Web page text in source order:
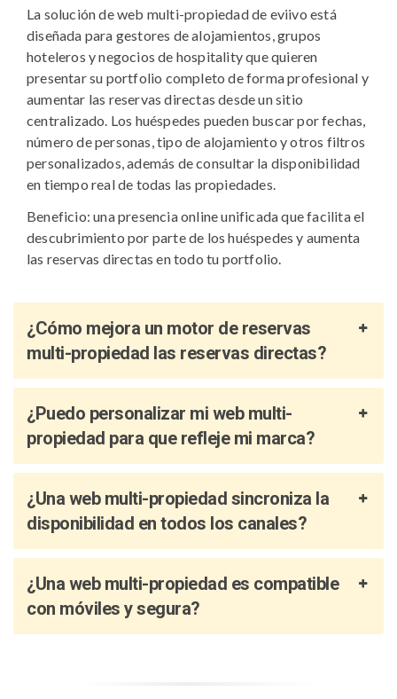
La solución de web multi-propiedad de eviivo está
diseñada para gestores de alojamientos, grupos
hoteleros y negocios de hospitality que quieren
presentar su portfolio completo de forma profesional y
aumentar las reservas directas desde un sitio
centralizado. Los huéspedes pueden buscar por fechas,
número de personas, tipo de alojamiento y otros filtros
personalizados, además de consultar la disponibilidad
en tiempo real de todas las propiedades.
Beneficio: una presencia online unificada que facilita el
descubrimiento por parte de los huéspedes y aumenta
las reservas directas en todo tu portfolio.
¿Cómo mejora un motor de reservas
multi-propiedad las reservas directas?
¿Puedo personalizar mi web multi-
propiedad para que refleje mi marca?
¿Una web multi-propiedad sincroniza la
disponibilidad en todos los canales?
¿Una web multi-propiedad es compatible
con móviles y segura?